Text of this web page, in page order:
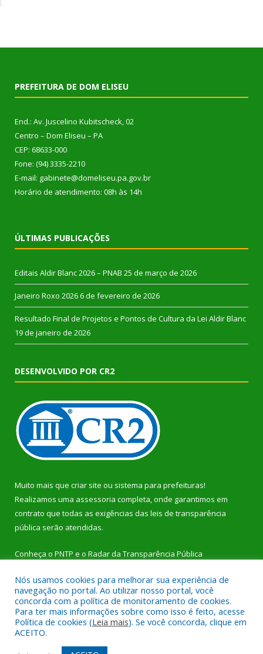
PREFEITURA DE DOM ELISEU
End.: Av. Juscelino Kubitscheck, 02
Centro – Dom Eliseu – PA
CEP: 68633-000
Fone: (94) 3335-2210
E-mail: gabinete@domeliseu.pa.gov.br
Horário de atendimento: 08h às 14h
ÚLTIMAS PUBLICAÇÕES
Editais Aldir Blanc 2026 – PNAB 25 de março de 2026
Janeiro Roxo 2026 6 de fevereiro de 2026
Resultado Final de Projetos e Pontos de Cultura da Lei Aldir Blanc
19 de janeiro de 2026
DESENVOLVIDO POR CR2
Muito mais que criar site ou sistema para prefeituras!
Realizamos uma assessoria completa, onde garantimos em
contrato que todas as exigências das leis de transparência
pública serão atendidas.
Conheça o PNTP e o Radar da Transparência Pública
Todos os direitos reservados a Prefeitura Municipal de Dom
Eliseu.
Nós usamos cookies para melhorar sua experiência de
navegação no portal. Ao utilizar nosso portal, você
concorda com a política de monitoramento de cookies.
Para ter mais informações sobre como isso é feito, acesse
Política de cookies (Leia mais). Se você concorda, clique em
ACEITO.